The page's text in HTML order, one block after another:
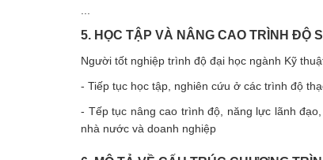
5. HỌC TẬP VÀ NÂNG CAO TRÌNH ĐỘ
Người tốt nghiệp trình độ đại học ngành Kỹ
- Tiếp tục học tập, nghiên cứu ở các trình độ
- Tếp tục nâng cao trình độ, năng lực lãnh
nhà nước và doanh nghiệp